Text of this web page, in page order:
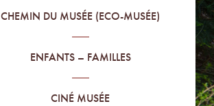
CHEMIN DU MUSÉE (ECO-MUSÉE)
ENFANTS – FAMILLES
CINÉ MUSÉE